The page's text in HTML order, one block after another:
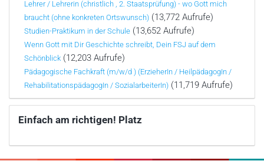
Lehrer / Lehrerin (christlich , 2. Staatsprüfung) - wo Gott mich
braucht (ohne konkreten Ortswunsch) (13,772 Aufrufe)
Studien-Praktikum in der Schule (13,652 Aufrufe)
Wenn Gott mit Dir Geschichte schreibt, Dein FSJ auf dem
Schönblick (12,203 Aufrufe)
Pädagogische Fachkraft (m/w/d ) (ErzieherIn / HeilpädagogIn /
RehabilitationspädagogIn / SozialarbeiterIn) (11,719 Aufrufe)
Einfach am richtigen! Platz